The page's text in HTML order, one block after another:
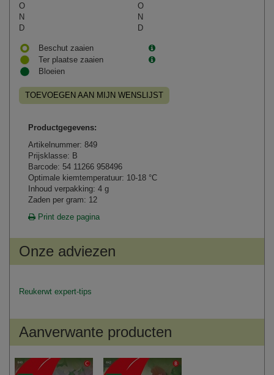
O
O
N
N
D
D
Beschut zaaien
Ter plaatse zaaien
Bloeien
TOEVOEGEN AAN MIJN WENSLIJST
Productgegevens:
Artikelnummer: 849
Prijsklasse: B
Barcode: 54 11266 958496
Optimale kiemtemperatuur: 10-18 °C
Inhoud verpakking: 4 g
Zaden per gram: 12
Print deze pagina
Onze adviezen
Reukerwt expert-tips
Aanverwante producten